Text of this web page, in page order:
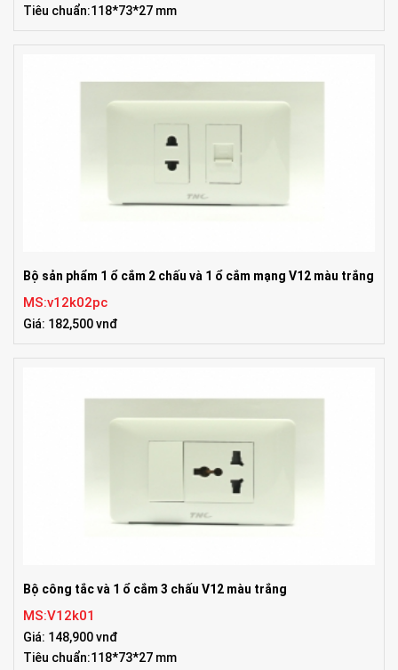
Tiêu chuẩn:118*73*27 mm
Bộ sản phẩm 1 ổ cắm 2 chấu và 1 ổ cắm mạng V12 màu trắng
MS:v12k02pc
Giá: 182,500 vnđ
Bộ công tắc và 1 ổ cắm 3 chấu V12 màu trắng
MS:V12k01
Giá: 148,900 vnđ
Tiêu chuẩn:118*73*27 mm